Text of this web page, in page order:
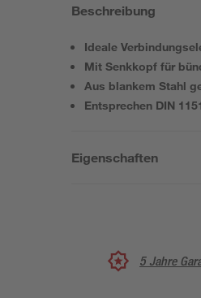
Beschreibung
Ideale
Mit Senkkopf für
Aus blankem Stahl
Entsprechen DIN
Eigenschaften
5 Jahre